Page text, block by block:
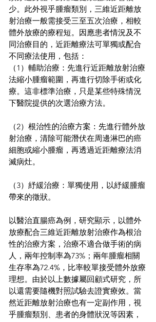
少。此外視乎腫瘤類別，三維近距離放
射治療一般需接受三至五次治療，相較
體外放療的療程短。因應患者情況及不
同治療目的，近距離療法可單獨或配合
不同療法使用，包括：
（1）輔助治療：先進行近距離放射治療
法縮小腫瘤範圍，再進行切除手術或化
療。這非標準治療，只是某些特殊情況
下醫院提供的次選治療方法。
（2）根治性的治療方案：先進行體外放
射治療，清除可能潛伏在周邊淋巴的癌
細胞或縮小腫瘤，再透過近距離療法消
滅病灶。
（3）紓緩治療：單獨使用，以紓緩腫瘤
帶來的徵狀。
以醫治直腸癌為例，研究顯示，以體外
放療配合三維近距離放射治療作為根治
性的治療方案，治療不適合做手術的病
人，兩年控制率為73%；兩年腫瘤相關
生存率為72.4%，比率較單接受體外放療
理想。由於以上數據屬回顧式研究，所
以還需要隨機對照試驗去證實療效。當
然近距離放射治療也有一定副作用，視
乎腫瘤類別、患者的身體狀況等因素，